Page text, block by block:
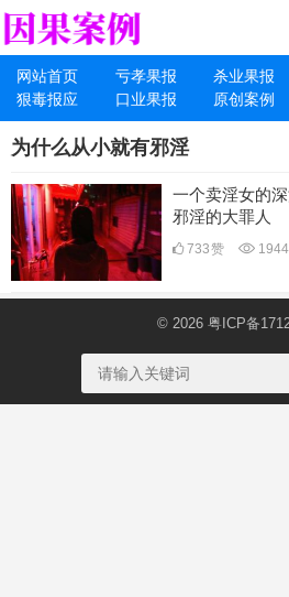
网站首页 亏孝果报 杀业果报
狠毒报应
口业果报 原创案例
为什么从小就有邪淫
一个卖淫女的
邪淫的大罪人
733赞 1944
© 2026 粤ICP备